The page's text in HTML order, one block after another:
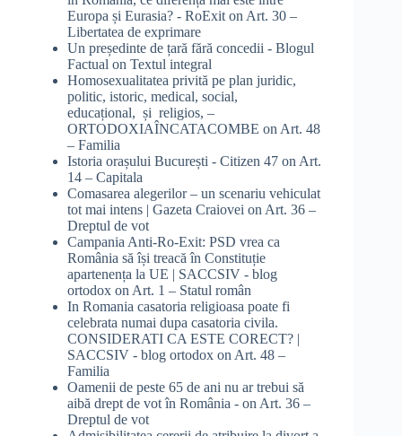
Europa și Eurasia? - RoExit on Art. 30 –
Libertatea de exprimare
Un președinte de țară fără concedii - Blogul
Factual on Textul integral
Homosexualitatea privită pe plan juridic,
politic, istoric, medical, social,
educațional, și religios, –
ORTODOXIAÎNCATACOMBE on Art. 48
– Familia
Istoria orașului București - Citizen 47 on Art.
14 – Capitala
Comasarea alegerilor – un scenariu vehiculat
tot mai intens | Gazeta Craiovei on Art. 36 –
Dreptul de vot
Campania Anti-Ro-Exit: PSD vrea ca
România să își treacă în Constituție
apartenența la UE | SACCSIV - blog
ortodox on Art. 1 – Statul român
In Romania casatoria religioasa poate fi
celebrata numai dupa casatoria civila.
CONSIDERATI CA ESTE CORECT? |
SACCSIV - blog ortodox on Art. 48 –
Familia
Oamenii de peste 65 de ani nu ar trebui să
aibă drept de vot în România - on Art. 36 –
Dreptul de vot